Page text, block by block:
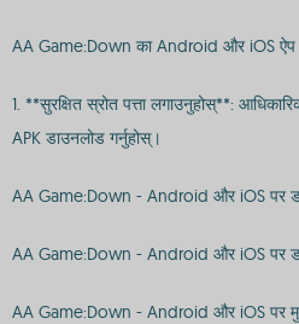
AA Game:Down का Android और iOS
1. **सुरक्षित स्रोत पत्ता लगाउनुहोस्**:
APK डाउनलोड गर्नुहोस्।
AA Game:Down - Android और iOS पर
AA Game:Down - Android और iOS पर
AA Game:Down - Android और iOS पर